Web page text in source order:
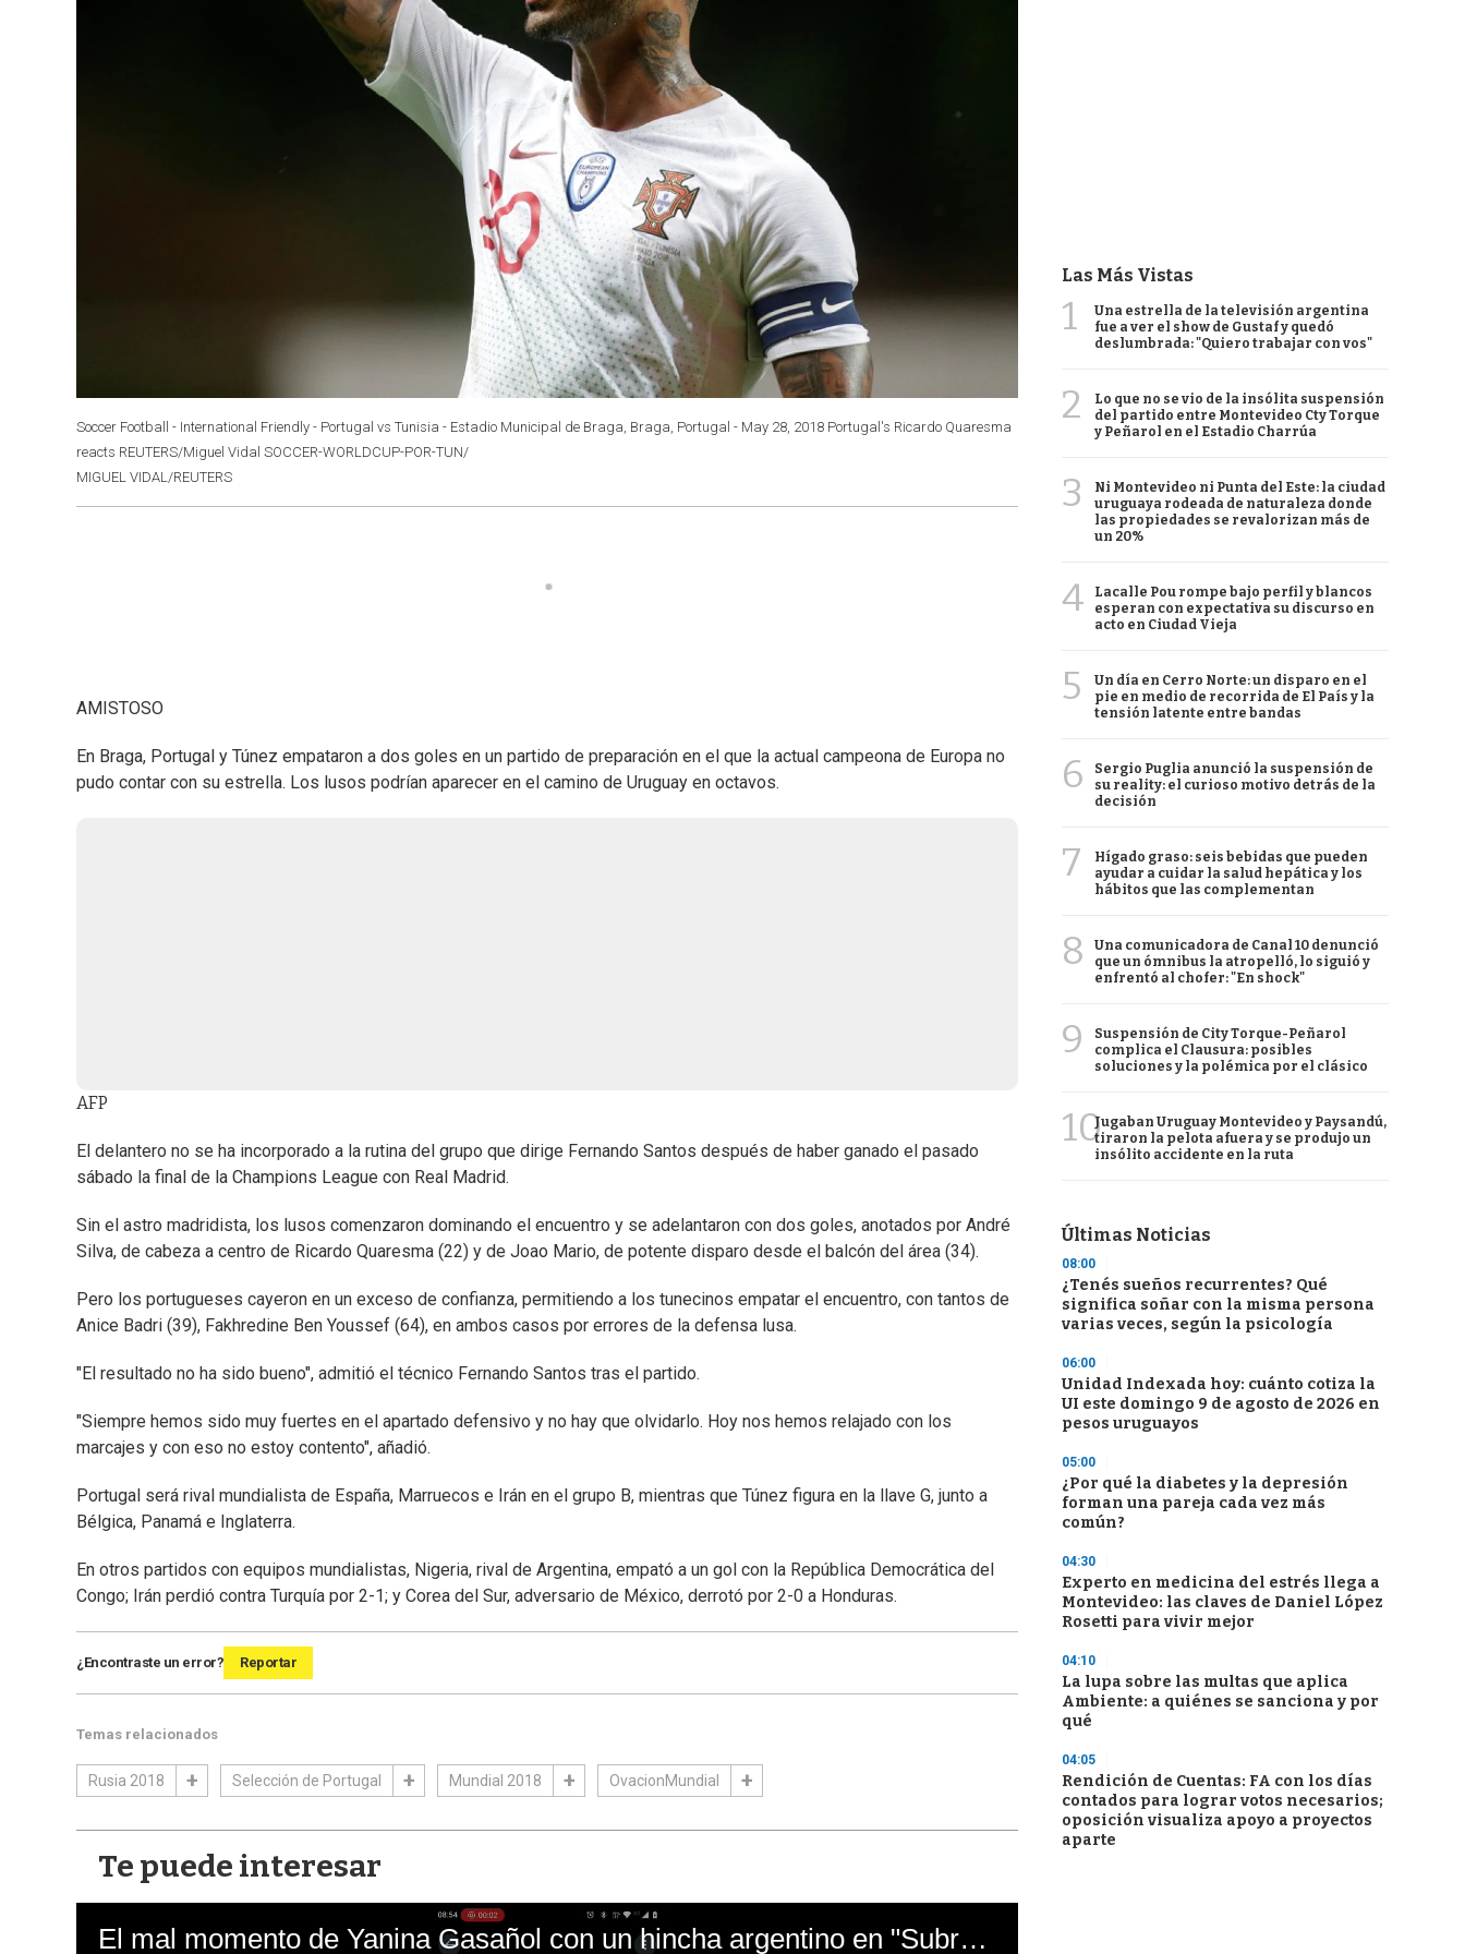
Soccer Football - International Friendly - Portugal vs Tunisia - Estadio Municipal de Braga, Braga, Portugal - May 28, 2018 Portugal's Ricardo Quaresma
reacts REUTERS/Miguel Vidal SOCCER-WORLDCUP-POR-TUN/
MIGUEL VIDAL/REUTERS
AMISTOSO
En Braga, Portugal y Túnez empataron a dos goles en un partido de preparación en el que la actual campeona de Europa no
pudo contar con su estrella. Los lusos podrían aparecer en el camino de Uruguay en octavos.
AFP
El delantero no se ha incorporado a la rutina del grupo que dirige Fernando Santos después de haber ganado el pasado
sábado la final de la Champions League con Real Madrid.
Sin el astro madridista, los lusos comenzaron dominando el encuentro y se adelantaron con dos goles, anotados por André
Silva, de cabeza a centro de Ricardo Quaresma (22) y de Joao Mario, de potente disparo desde el balcón del área (34).
Pero los portugueses cayeron en un exceso de confianza, permitiendo a los tunecinos empatar el encuentro, con tantos de
Anice Badri (39), Fakhredine Ben Youssef (64), en ambos casos por errores de la defensa lusa.
"El resultado no ha sido bueno", admitió el técnico Fernando Santos tras el partido.
"Siempre hemos sido muy fuertes en el apartado defensivo y no hay que olvidarlo. Hoy nos hemos relajado con los
marcajes y con eso no estoy contento", añadió.
Portugal será rival mundialista de España, Marruecos e Irán en el grupo B, mientras que Túnez figura en la llave G, junto a
Bélgica, Panamá e Inglaterra.
En otros partidos con equipos mundialistas, Nigeria, rival de Argentina, empató a un gol con la República Democrática del
Congo; Irán perdió contra Turquía por 2-1; y Corea del Sur, adversario de México, derrotó por 2-0 a Honduras.
¿Encontraste un error? Reportar
Temas relacionados
Rusia 2018 Selección de Portugal Mundial 2018 OvacionMundial
Te puede interesar
El mal momento de Yanina Gasañol con un hincha argentino en "Subrayado"
Las Más Vistas
1
Una estrella de la televisión argentina
fue a ver el show de Gustaf y quedó
deslumbrada: "Quiero trabajar con vos"
2
Lo que no se vio de la insólita suspensión
del partido entre Montevideo Cty Torque
y Peñarol en el Estadio Charrúa
3
Ni Montevideo ni Punta del Este: la ciudad
uruguaya rodeada de naturaleza donde
las propiedades se revalorizan más de
un 20%
4
Lacalle Pou rompe bajo perfil y blancos
esperan con expectativa su discurso en
acto en Ciudad Vieja
5
Un día en Cerro Norte: un disparo en el
pie en medio de recorrida de El País y la
tensión latente entre bandas
6
Sergio Puglia anunció la suspensión de
su reality: el curioso motivo detrás de la
decisión
7
Hígado graso: seis bebidas que pueden
ayudar a cuidar la salud hepática y los
hábitos que las complementan
8
Una comunicadora de Canal 10 denunció
que un ómnibus la atropelló, lo siguió y
enfrentó al chofer: "En shock"
9
Suspensión de City Torque-Peñarol
complica el Clausura: posibles
soluciones y la polémica por el clásico
10Jugaban Uruguay Montevideo y Paysandú,
tiraron la pelota afuera y se produjo un
insólito accidente en la ruta
Últimas Noticias
08:00
¿Tenés sueños recurrentes? Qué
significa soñar con la misma persona
varias veces, según la psicología
06:00
Unidad Indexada hoy: cuánto cotiza la
UI este domingo 9 de agosto de 2026 en
pesos uruguayos
05:00
¿Por qué la diabetes y la depresión
forman una pareja cada vez más
común?
04:30
Experto en medicina del estrés llega a
Montevideo: las claves de Daniel López
Rosetti para vivir mejor
04:10
La lupa sobre las multas que aplica
Ambiente: a quiénes se sanciona y por
qué
04:05
Rendición de Cuentas: FA con los días
contados para lograr votos necesarios;
oposición visualiza apoyo a proyectos
aparte